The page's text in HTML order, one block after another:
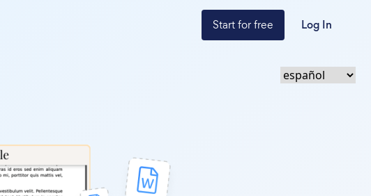
Start for free Log In